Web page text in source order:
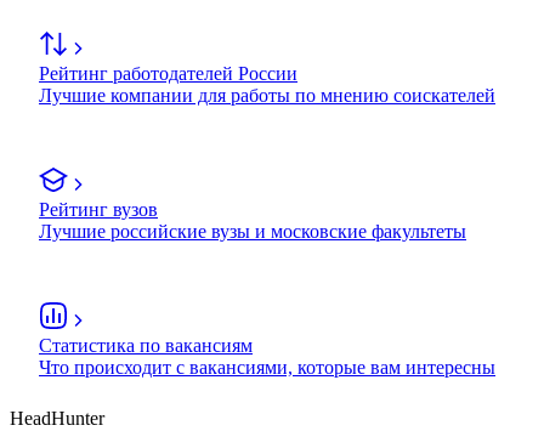
Рейтинг работодателей России
Лучшие компании для работы по мнению соискателей
Рейтинг вузов
Лучшие российские вузы и московские факультеты
Статистика по вакансиям
Что происходит с вакансиями, которые вам интересны
HeadHunter